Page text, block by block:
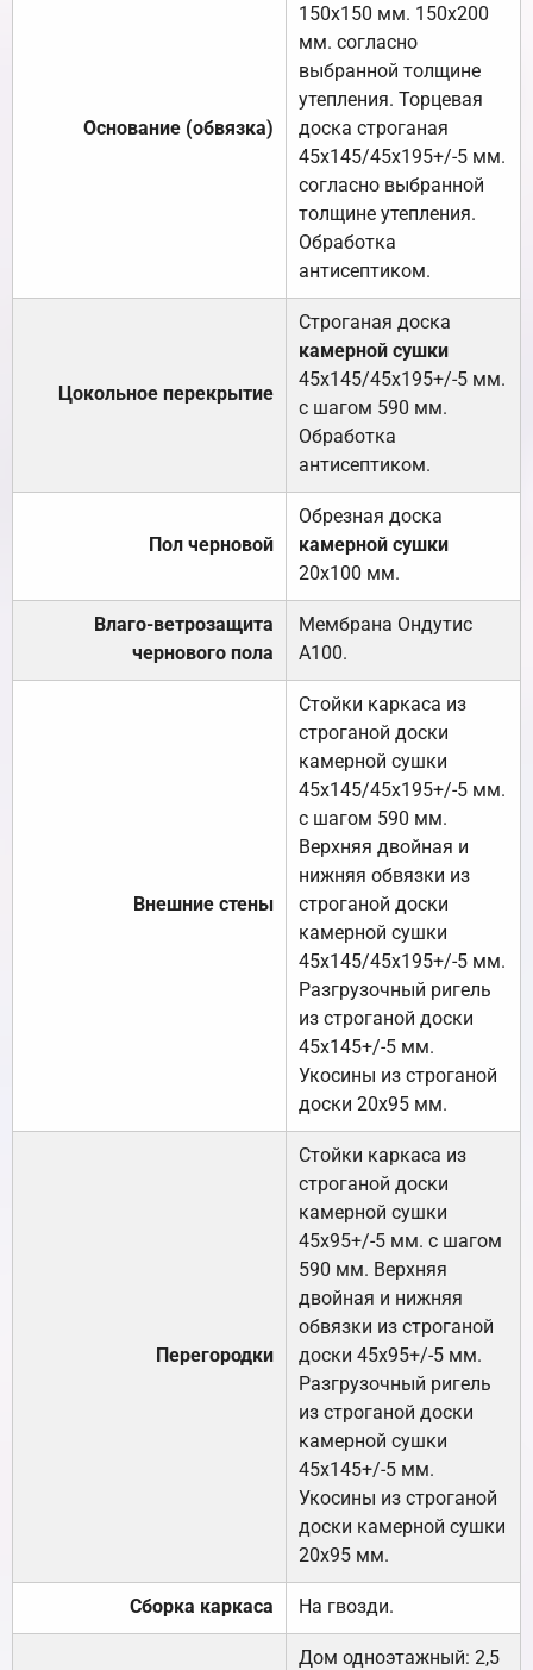
Основание (обвязка)
150х150 мм. 150х200
мм. согласно
выбранной толщине
утепления. Торцевая
доска строганая
45х145/45х195+/-5 мм.
согласно выбранной
толщине утепления.
Обработка
антисептиком.
Цокольное перекрытие
Строганая доска
камерной сушки
45х145/45х195+/-5 мм.
с шагом 590 мм.
Обработка
антисептиком.
Пол черновой
Обрезная доска
камерной сушки
20х100 мм.
Влаго-ветрозащита
чернового пола
Мембрана Ондутис
А100.
Внешние стены
Стойки каркаса из
строганой доски
камерной сушки
45х145/45х195+/-5 мм.
с шагом 590 мм.
Верхняя двойная и
нижняя обвязки из
строганой доски
камерной сушки
45х145/45х195+/-5 мм.
Разгрузочный ригель
из строганой доски
45х145+/-5 мм.
Укосины из строганой
доски 20х95 мм.
Перегородки
Стойки каркаса из
строганой доски
камерной сушки
45х95+/-5 мм. с шагом
590 мм. Верхняя
двойная и нижняя
обвязки из строганой
доски 45х95+/-5 мм.
Разгрузочный ригель
из строганой доски
камерной сушки
45х145+/-5 мм.
Укосины из строганой
доски камерной сушки
20х95 мм.
Сборка каркаса На гвозди.
Дом одноэтажный: 2,5